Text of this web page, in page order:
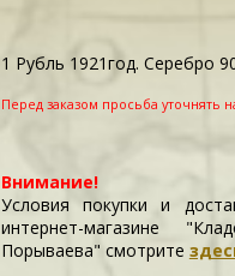
1 Рубль 1921год. Серебро
Перед заказом просьба уточнять
Внимание!
Условия покупки и
интернет-магазине
Порываева" смотрите